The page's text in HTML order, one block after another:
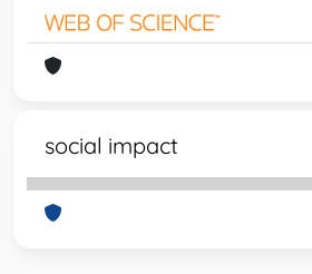
social impact